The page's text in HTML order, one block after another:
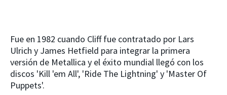
Fue en 1982 cuando Cliff fue contratado por Lars
Ulrich y James Hetfield para integrar la primera
versión de Metallica y el éxito mundial llegó con los
discos 'Kill 'em All', 'Ride The Lightning' y 'Master Of
Puppets'.